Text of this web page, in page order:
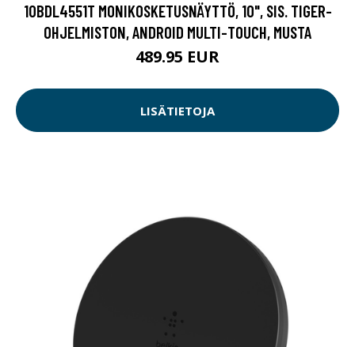
10BDL4551T MONIKOSKETUSNÄYTTÖ, 10", SIS. TIGER-
OHJELMISTON, ANDROID MULTI-TOUCH, MUSTA
489.95 EUR
LISÄTIETOJA